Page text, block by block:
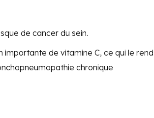
de cancer du sein.
de vitamine C, ce qui le rend
chronique